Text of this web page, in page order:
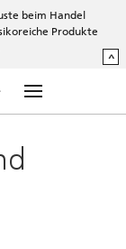
beim Handel
Produkte
^